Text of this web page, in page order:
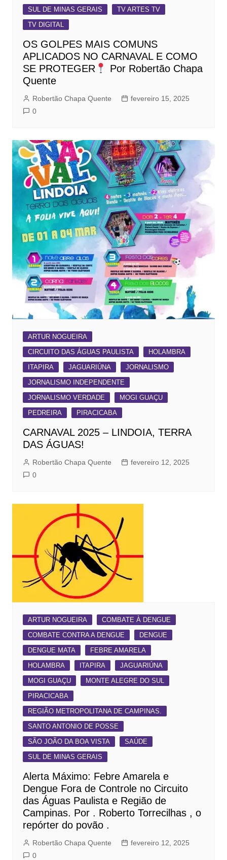
SUL DE MINAS GERAIS
TV ARTES TV
TV DIGITAL
OS GOLPES MAIS COMUNS
APLICADOS NO CARNAVAL E COMO
SE PROTEGER
Por Robertão Chapa
Quente
Robertão Chapa Quente
fevereiro 15, 2025
0
ARTUR NOGUEIRA
CIRCUITO DAS ÁGUAS PAULISTA
HOLAMBRA
ITAPIRA
JAGUARIÚNA
JORNALISMO
JORNALISMO INDEPENDENTE
JORNALISMO VERDADE
MOGI GUAÇU
PEDREIRA
PIRACICABA
CARNAVAL 2025 – LINDOIA, TERRA
DAS ÁGUAS!
Robertão Chapa Quente
fevereiro 12, 2025
0
ARTUR NOGUEIRA
COMBATE À DENGUE
COMBATE CONTRA A DENGUE
DENGUE
DENGUE MATA
FEBRE AMARELA
HOLAMBRA
ITAPIRA
JAGUARIÚNA
MOGI GUAÇU
MONTE ALEGRE DO SUL
PIRACICABA
REGIÃO METROPOLITANA DE CAMPINAS.
SANTO ANTONIO DE POSSE
SÃO JOÃO DA BOA VISTA
SAÚDE
SUL DE MINAS GERAIS
Alerta Máximo: Febre Amarela e
Dengue Fora de Controle no Circuito
das Águas Paulista e Região de
Campinas. Por . Roberto Torrecilhas , o
repórter do povão .
Robertão Chapa Quente
fevereiro 12, 2025
0